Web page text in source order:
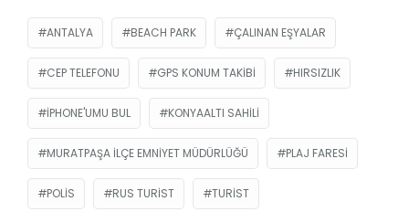
ANTALYA BEACH PARK ÇALINAN EŞYALAR
CEP TELEFONU GPS KONUM TAKIBI HIRSIZLIK
IPHONE'UMU BUL KONYAALTI SAHILI
MURATPAŞA İLÇE EMNIYET MÜDÜRLÜĞÜ PLAJ FARESI
POLIS RUS TURIST TURIST